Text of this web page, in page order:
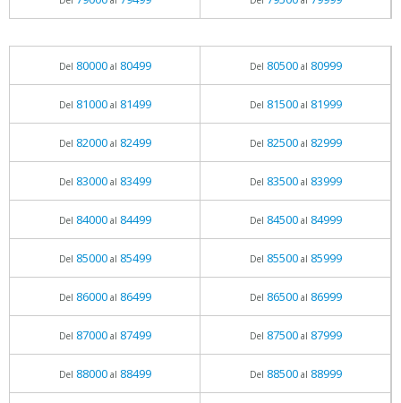
Del 80000al 80499 Del 80500al 80999
Del 81000al 81499 Del 81500al 81999
Del 82000al 82499 Del 82500al 82999
Del 83000al 83499 Del 83500al 83999
Del 84000al 84499 Del 84500al 84999
Del 85000al 85499 Del 85500al 85999
Del 86000al 86499 Del 86500al 86999
Del 87000al 87499 Del 87500al 87999
Del 88000al 88499 Del 88500al 88999